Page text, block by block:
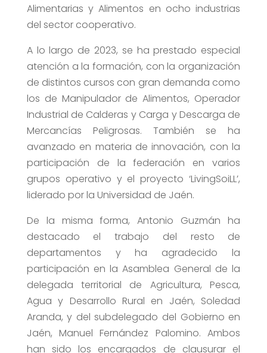
Alimentarias y Alimentos en ocho industrias
del sector cooperativo.
A lo largo de 2023, se ha prestado especial
atención a la formación, con la organización
de distintos cursos con gran demanda como
los de Manipulador de Alimentos, Operador
Industrial de Calderas y Carga y Descarga de
Mercancías Peligrosas. También se ha
avanzado en materia de innovación, con la
participación de la federación en varios
grupos operativo y el proyecto ‘LivingSoiLL’,
liderado por la Universidad de Jaén.
De la misma forma, Antonio Guzmán ha
destacado el trabajo del resto de
departamentos y ha agradecido la
participación en la Asamblea General de la
delegada territorial de Agricultura, Pesca,
Agua y Desarrollo Rural en Jaén, Soledad
Aranda, y del subdelegado del Gobierno en
Jaén, Manuel Fernández Palomino. Ambos
han sido los encargados de clausurar el